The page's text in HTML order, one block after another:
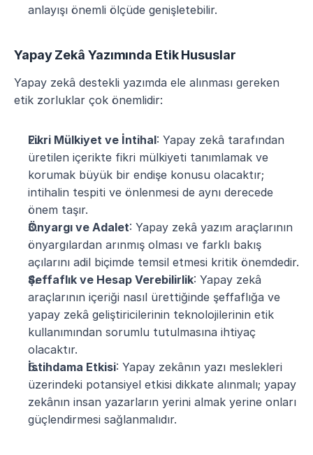
anlayışı önemli ölçüde genişletebilir.
Yapay Zekâ Yazımında Etik Hususlar
Yapay zekâ destekli yazımda ele alınması gereken
etik zorluklar çok önemlidir:
Fikri Mülkiyet ve İntihal: Yapay zekâ tarafından
üretilen içerikte fikri mülkiyeti tanımlamak ve
korumak büyük bir endişe konusu olacaktır;
intihalin tespiti ve önlenmesi de aynı derecede
önem taşır.
Önyargı ve Adalet: Yapay zekâ yazım araçlarının
önyargılardan arınmış olması ve farklı bakış
açılarını adil biçimde temsil etmesi kritik önemdedir.
Şeffaflık ve Hesap Verebilirlik: Yapay zekâ
araçlarının içeriği nasıl ürettiğinde şeffaflığa ve
yapay zekâ geliştiricilerinin teknolojilerinin etik
kullanımından sorumlu tutulmasına ihtiyaç
olacaktır.
İstihdama Etkisi: Yapay zekânın yazı meslekleri
üzerindeki potansiyel etkisi dikkate alınmalı; yapay
zekânın insan yazarların yerini almak yerine onları
güçlendirmesi sağlanmalıdır.